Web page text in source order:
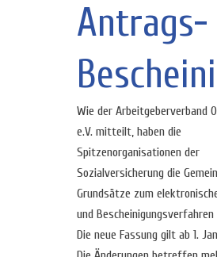
Antrags-
Wie der Arbeitgeberverband
e.V. mitteilt, haben die
Spitzenorganisationen der
Sozialversicherung die
Grundsätze zum
und
Die neue Fassung gilt ab 1.